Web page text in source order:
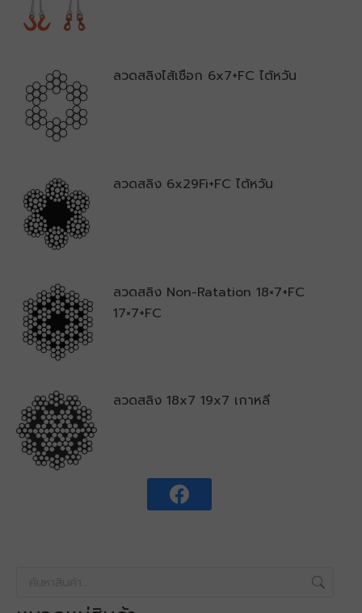
ลวดสลิงไส้เชือก 6x7+FC ไต้หวัน
ลวดสลิง 6x29Fi+FC ไต้หวัน
ลวดสลิง Non-Ratation 18×7+FC
17×7+FC
ลวดสลิง 18x7 19x7 เกาหลี